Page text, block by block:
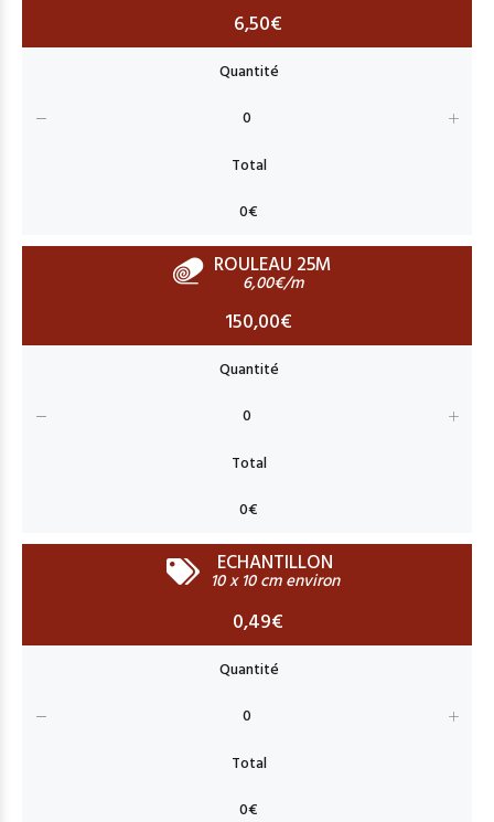
6,50€
ROULEAU 25M
6,00€/m
150,00€
ECHANTILLON
10 x 10 cm environ
0,49€